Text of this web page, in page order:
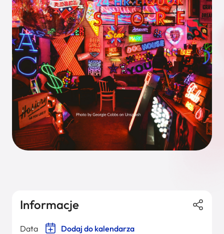
Wyszukaj
Informacje
Data Dodaj do kalendarza